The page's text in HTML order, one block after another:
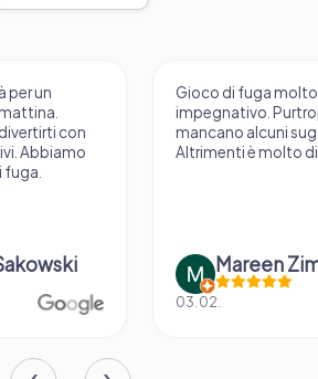
per un
con
Abbiamo
Gioco di fuga molto
impegnativo.
mancano alcuni
Altrimenti è molto
Mareen
03.02.